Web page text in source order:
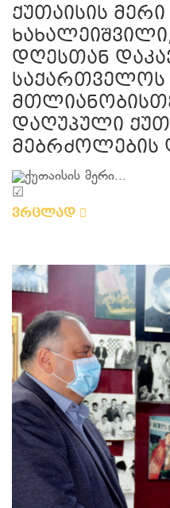
ქუთაისის
დღესთან
დაღუპული
მებრძოლების
ქუთაისის მერი...
ვრცლად